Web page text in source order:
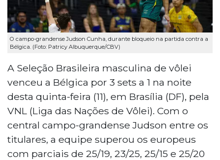
O campo-grandense Judson Cunha, durante bloqueio na partida contra a
Bélgica. (Foto: Patricy Albuquerque/CBV)
A Seleção Brasileira masculina de vôlei
venceu a Bélgica por 3 sets a 1 na noite
desta quinta-feira (11), em Brasília (DF), pela
VNL (Liga das Nações de Vôlei). Com o
central campo-grandense Judson entre os
titulares, a equipe superou os europeus
com parciais de 25/19, 23/25, 25/15 e 25/20